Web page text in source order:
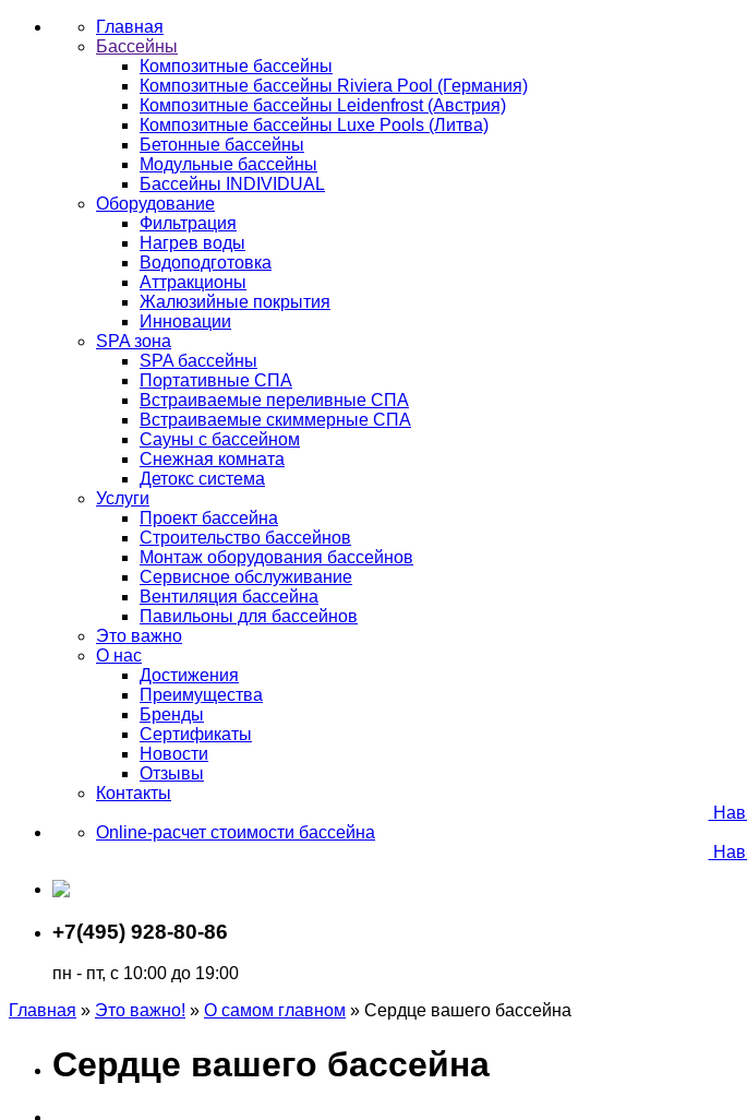
Главная
Бассейны
Композитные бассейны
Композитные бассейны Riviera Pool (Германия)
Композитные бассейны Leidenfrost (Австрия)
Композитные бассейны Luxe Pools (Литва)
Бетонные бассейны
Модульные бассейны
Бассейны INDIVIDUAL
Оборудование
Фильтрация
Нагрев воды
Водоподготовка
Аттракционы
Жалюзийные покрытия
Инновации
SPA зона
SPA бассейны
Портативные СПА
Встраиваемые переливные СПА
Встраиваемые скиммерные СПА
Сауны с бассейном
Снежная комната
Детокс система
Услуги
Проект бассейна
Строительство бассейнов
Монтаж оборудования бассейнов
Сервисное обслуживание
Вентиляция бассейна
Павильоны для бассейнов
Это важно
О нас
Достижения
Преимущества
Бренды
Сертификаты
Новости
Отзывы
Контакты
Online-расчет стоимости бассейна
+7(495) 928-80-86
пн - пт, с 10:00 до 19:00
Главная » Это важно! » О самом главном » Сердце вашего бассейна
Сердце вашего бассейна